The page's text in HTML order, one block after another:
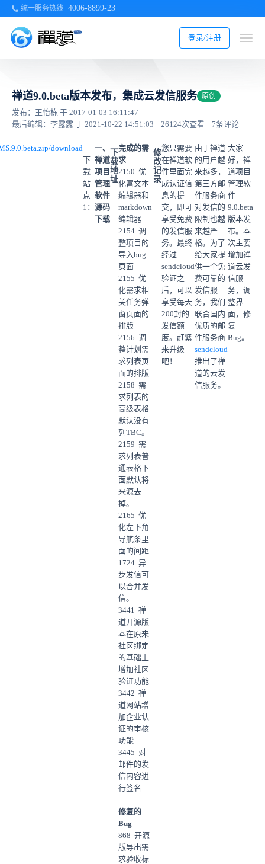
统一服务热线 4006-8899-23
登录/注册
禅道9.0.beta版本发布，集成云发信服务 原创
发布：王怡栋 于 2017-01-03 16:11:47
最后编辑：李露露 于 2021-10-22 14:51:03
26124次查看 7条评论
大家
好，禅
道项目
管理软
件
9.0.beta
版本发
布。本
次主要
增加禅
道云发
信服
务，调
整界
面，修
复
Bug。
由于禅道
的用户越
来越多，
第三方邮
件服务商
对发信的
限制也越
来越严
格。为了
给大家提
供一个免
费可靠的
发信服
务，我们
联合国内
优质的邮
件服务商
sendcloud
推出了禅
道的云发
信服务。
您只需要
在禅道软
件里面完
成认证信
息的提
交，即可
享受免费
的发信服
务。最终
经过
sendcloud
验证之
后，可以
享受每天
200封的
发信额
度。赶紧
来升级
吧！
修
改
记
录
完成的需
求
2150 优
化富文本
编辑器和
markdown
编辑器
2154 调
整项目的
导入bug
页面
2155 优
化需求相
关任务弹
窗页面的
排版
2156 调
整计划需
求列表页
面的排版
2158 需
求列表的
高级表格
默认没有
列TBC。
2159 需
求列表普
通表格下
面默认将
来源去
掉。
2165 优
化左下角
导航条里
面的间距
1724 异
步发信可
以合并发
信。
3441 禅
道开源版
本在原来
社区绑定
的基础上
增加社区
验证功能
3442 禅
道网站增
加企业认
证的审核
功能
3445 对
邮件的发
信内容进
行签名
修复的
Bug
868 开源
版导出需
求验收标
下
载
地
址
一、
禅道
项目
管理
软件
源码
下载
下
载
站
点
1：
9.0.beta.zip/download